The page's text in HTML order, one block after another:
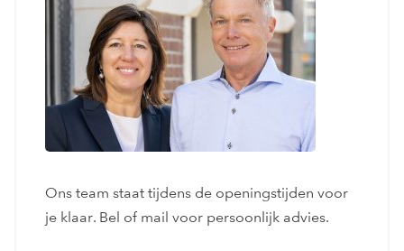
Ons team staat tijdens de openingstijden voor
je klaar. Bel of mail voor persoonlijk advies.